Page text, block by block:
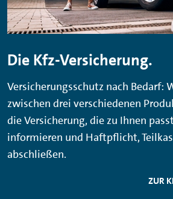
Die Kfz-Versicherung.
Versicherungsschutz nach Bedarf:
zwischen drei verschiedenen
die Versicherung, die zu Ihnen
informieren und Haftpflicht,
abschließen.
ZUR